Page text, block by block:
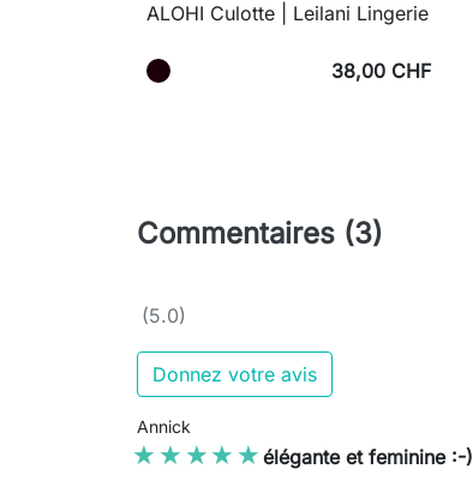
ALOHI Culotte | Leilani Lingerie
38,00 CHF
Commentaires (3)
(5.0)
Donnez votre avis
Annick
★★★★★
★★★★★ élégante et feminine :-)